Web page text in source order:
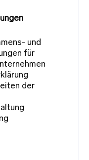
und
für
der